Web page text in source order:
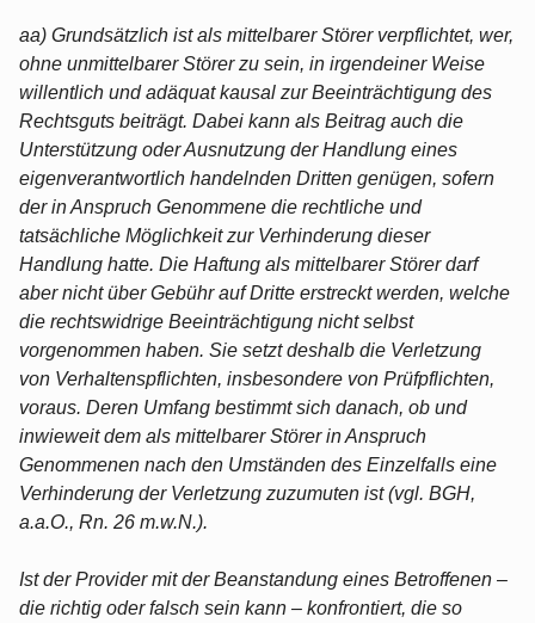
aa) Grundsätzlich ist als mittelbarer Störer verpflichtet, wer,
ohne unmittelbarer Störer zu sein, in irgendeiner Weise
willentlich und adäquat kausal zur Beeinträchtigung des
Rechtsguts beiträgt. Dabei kann als Beitrag auch die
Unterstützung oder Ausnutzung der Handlung eines
eigenverantwortlich handelnden Dritten genügen, sofern
der in Anspruch Genommene die rechtliche und
tatsächliche Möglichkeit zur Verhinderung dieser
Handlung hatte. Die Haftung als mittelbarer Störer darf
aber nicht über Gebühr auf Dritte erstreckt werden, welche
die rechtswidrige Beeinträchtigung nicht selbst
vorgenommen haben. Sie setzt deshalb die Verletzung
von Verhaltenspflichten, insbesondere von Prüfpflichten,
voraus. Deren Umfang bestimmt sich danach, ob und
inwieweit dem als mittelbarer Störer in Anspruch
Genommenen nach den Umständen des Einzelfalls eine
Verhinderung der Verletzung zuzumuten ist (vgl. BGH,
a.a.O., Rn. 26 m.w.N.).
Ist der Provider mit der Beanstandung eines Betroffenen –
die richtig oder falsch sein kann – konfrontiert, die so